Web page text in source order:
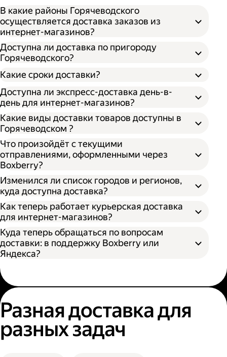
В какие районы Горячеводского
осуществляется доставка заказов из
интернет-магазинов?
Доступна ли доставка по пригороду
Горячеводского?
Какие сроки доставки?
Доступна ли экспресс-доставка день-в-
день для интернет-магазинов?
Какие виды доставки товаров доступны в
Горячеводском ?
Что произойдёт с текущими
отправлениями, оформленными через
Boxberry?
Изменился ли список городов и регионов,
куда доступна доставка?
Как теперь работает курьерская доставка
для интернет-магазинов?
Куда теперь обращаться по вопросам
доставки: в поддержку Boxberry или
Яндекса?
Разная доставка для
разных задач